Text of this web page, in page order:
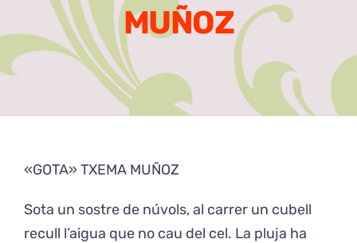
Seccions
El Coro som tots
Activitats
Exposicions
El Cafè del Coro
MUÑOZ
«GOTA» TXEMA MUÑOZ
Sota un sostre de núvols, al carrer un cubell
recull l’aigua que no cau del cel. La pluja ha